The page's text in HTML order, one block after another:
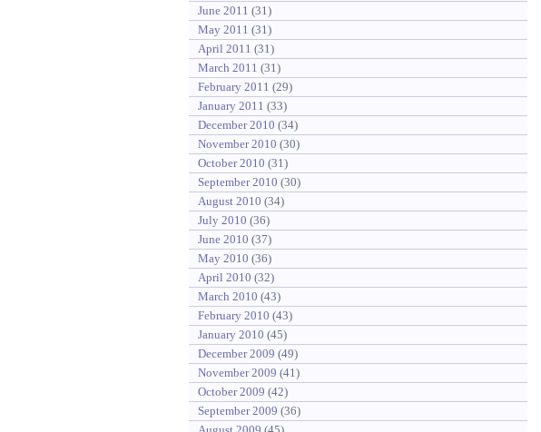
June 2011 (31)
May 2011 (31)
April 2011 (31)
March 2011 (31)
February 2011 (29)
January 2011 (33)
December 2010 (34)
November 2010 (30)
October 2010 (31)
September 2010 (30)
August 2010 (34)
July 2010 (36)
June 2010 (37)
May 2010 (36)
April 2010 (32)
March 2010 (43)
February 2010 (43)
January 2010 (45)
December 2009 (49)
November 2009 (41)
October 2009 (42)
September 2009 (36)